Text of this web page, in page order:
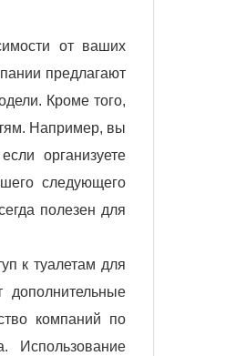
от ваших
предлагают
Кроме того,
Например, вы
организуете
следующего
полезен для
к туалетам для
компаний по
Использование